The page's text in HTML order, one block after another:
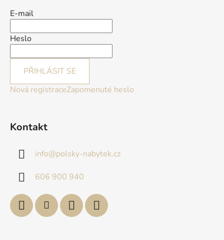
E-mail
Heslo
PŘIHLÁSIT SE
Nová registraceZapomenuté heslo
Kontakt
info@polsky-nabytek.cz
606 900 940